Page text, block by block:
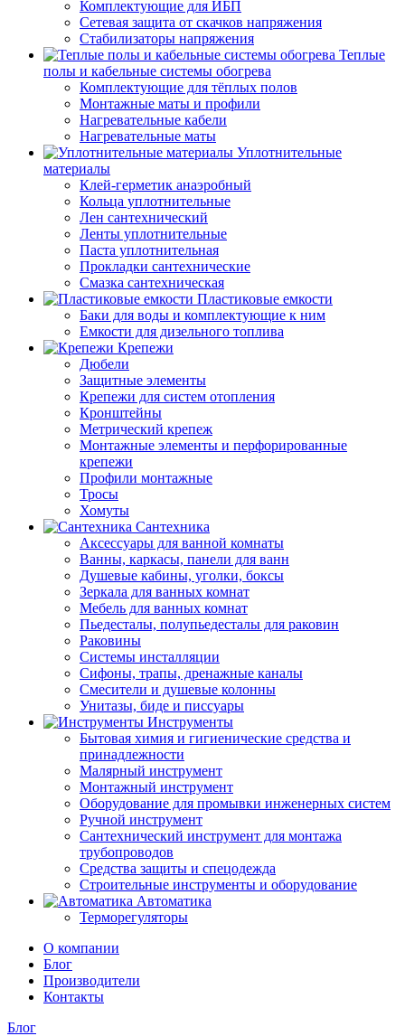
Комплектующие для ИБП
Сетевая защита от скачков напряжения
Стабилизаторы напряжения
Теплые
полы и кабельные системы обогрева
Комплектующие для тёплых полов
Монтажные маты и профили
Нагревательные кабели
Нагревательные маты
Уплотнительные
материалы
Клей-герметик анаэробный
Кольца уплотнительные
Лен сантехнический
Ленты уплотнительные
Паста уплотнительная
Прокладки сантехнические
Смазка сантехническая
Пластиковые емкости
Баки для воды и комплектующие к ним
Емкости для дизельного топлива
Крепежи
Дюбели
Защитные элементы
Крепежи для систем отопления
Кронштейны
Метрический крепеж
Монтажные элементы и перфорированные
крепежи
Профили монтажные
Тросы
Хомуты
Сантехника
Аксессуары для ванной комнаты
Ванны, каркасы, панели для ванн
Душевые кабины, уголки, боксы
Зеркала для ванных комнат
Мебель для ванных комнат
Пьедесталы, полупьедесталы для раковин
Раковины
Системы инсталляции
Сифоны, трапы, дренажные каналы
Смесители и душевые колонны
Унитазы, биде и писсуары
Инструменты
Бытовая химия и гигиенические средства и
принадлежности
Малярный инструмент
Монтажный инструмент
Оборудование для промывки инженерных систем
Ручной инструмент
Сантехнический инструмент для монтажа
трубопроводов
Средства защиты и спецодежда
Строительные инструменты и оборудование
Автоматика
Терморегуляторы
О компании
Блог
Производители
Контакты
Блог